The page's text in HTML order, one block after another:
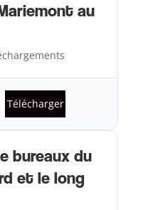
au
Télécharger
bureaux du
et le long